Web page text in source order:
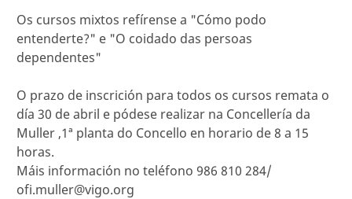
Os cursos mixtos refírense a "Cómo podo
entenderte?" e "O coidado das persoas
dependentes"
O prazo de inscrición para todos os cursos remata o
día 30 de abril e pódese realizar na Concellería da
Muller ,1ª planta do Concello en horario de 8 a 15
horas.
Máis información no teléfono 986 810 284/
ofi.muller@vigo.org